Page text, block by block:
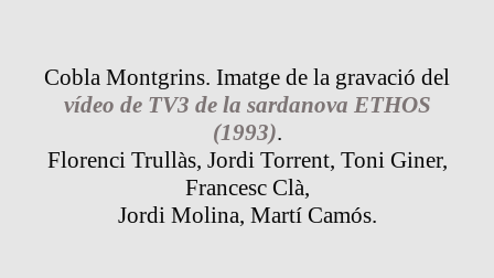
Cobla Montgrins. Imatge de la gravació del
vídeo de TV3 de la sardanova ETHOS
(1993).
Florenci Trullàs, Jordi Torrent, Toni Giner,
Francesc Clà,
Jordi Molina, Martí Camós.